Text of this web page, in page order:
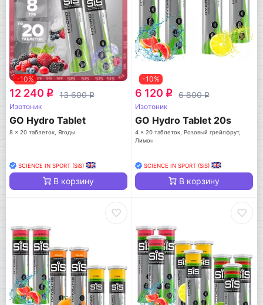
-10%
12 240 q 13 600q
Изотоник
GO Hydro Tablet
8 x 20 таблеток, Ягоды
SCIENCE IN SPORT (SiS)
В корзину
-10%
6 120 q 6 800q
Изотоник
GO Hydro Tablet 20s
4 x 20 таблеток, Розовый грейпфрут,
Лимон
SCIENCE IN SPORT (SiS)
В корзину